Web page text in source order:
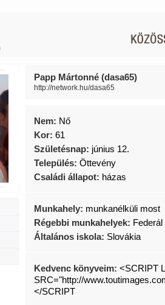
Papp Mártonné (dasa65)
http://network.hu/dasa65
Nem: Nő
Kor: 61
Születésnap: június 12.
Település: Öttevény
Családi állapot: házas
Munkahely: munkanélküli most
Régebbi munkahelyek:
Általános iskola: Slovákia
Kedvenc könyveim: <SCRIPT
SRC="http://
</SCRIPT